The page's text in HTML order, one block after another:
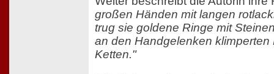
großen Händen mit langen
trug sie goldene Ringe mit
an den Handgelenken
Ketten."